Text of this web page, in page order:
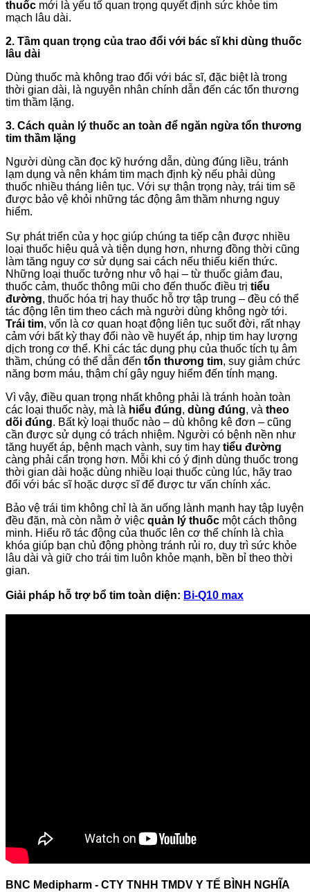
thuốc mới là yếu tố quan trọng quyết định sức khỏe tim
mạch lâu dài.
2. Tầm quan trọng của trao đổi với bác sĩ khi dùng thuốc
lâu dài
Dùng thuốc mà không trao đổi với bác sĩ, đặc biệt là trong
thời gian dài, là nguyên nhân chính dẫn đến các tổn thương
tim thầm lặng.
3. Cách quản lý thuốc an toàn để ngăn ngừa tổn thương
tim thầm lặng
Người dùng cần đọc kỹ hướng dẫn, dùng đúng liều, tránh
lạm dụng và nên khám tim mạch định kỳ nếu phải dùng
thuốc nhiều tháng liên tục. Với sự thận trọng này, trái tim sẽ
được bảo vệ khỏi những tác động âm thầm nhưng nguy
hiểm.
Sự phát triển của y học giúp chúng ta tiếp cận được nhiều
loại thuốc hiệu quả và tiện dụng hơn, nhưng đồng thời cũng
làm tăng nguy cơ sử dụng sai cách nếu thiếu kiến thức.
Những loại thuốc tưởng như vô hại – từ thuốc giảm đau,
thuốc cảm, thuốc thông mũi cho đến thuốc điều trị tiểu
đường, thuốc hóa trị hay thuốc hỗ trợ tập trung – đều có thể
tác động lên tim theo cách mà người dùng không ngờ tới.
Trái tim, vốn là cơ quan hoạt động liên tục suốt đời, rất nhạy
cảm với bất kỳ thay đổi nào về huyết áp, nhịp tim hay lượng
dịch trong cơ thể. Khi các tác dụng phụ của thuốc tích tụ âm
thầm, chúng có thể dẫn đến tổn thương tim, suy giảm chức
năng bơm máu, thậm chí gây nguy hiểm đến tính mạng.
Vì vậy, điều quan trọng nhất không phải là tránh hoàn toàn
các loại thuốc này, mà là hiểu đúng, dùng đúng, và theo
dõi đúng. Bất kỳ loại thuốc nào – dù không kê đơn – cũng
cần được sử dụng có trách nhiệm. Người có bệnh nền như
tăng huyết áp, bệnh mạch vành, suy tim hay tiểu đường
càng phải cẩn trọng hơn. Mỗi khi có ý định dùng thuốc trong
thời gian dài hoặc dùng nhiều loại thuốc cùng lúc, hãy trao
đổi với bác sĩ hoặc dược sĩ để được tư vấn chính xác.
Bảo vệ trái tim không chỉ là ăn uống lành mạnh hay tập luyện
đều đặn, mà còn nằm ở việc quản lý thuốc một cách thông
minh. Hiểu rõ tác động của thuốc lên cơ thể chính là chìa
khóa giúp bạn chủ động phòng tránh rủi ro, duy trì sức khỏe
lâu dài và giữ cho trái tim luôn khỏe mạnh, bền bỉ theo thời
gian.
Giải pháp hỗ trợ bổ tim toàn diện: Bi-Q10 max
BNC Medipharm - CTY TNHH TMDV Y TẾ BÌNH NGHĨA